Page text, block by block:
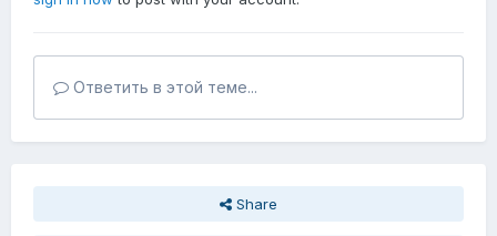
Ответить в этой теме...
Share